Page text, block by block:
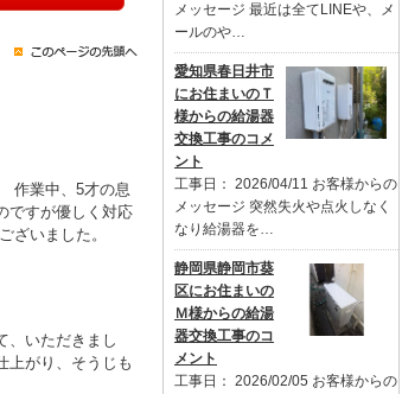
メッセージ 最近は全てLINEや、メ
ールのや…
愛知県春日井市
にお住まいのＴ
様からの給湯器
交換工事のコメ
ント
工事日： 2026/04/11 お客様からの
メッセージ 突然失火や点火しなく
なり給湯器を…
静岡県静岡市葵
区にお住まいの
Ｍ様からの給湯
器交換工事のコ
メント
工事日： 2026/02/05 お客様からの
作業中、5才の息
ですが優しく対応
ざいました。
、いただきまし
上がり、そうじも